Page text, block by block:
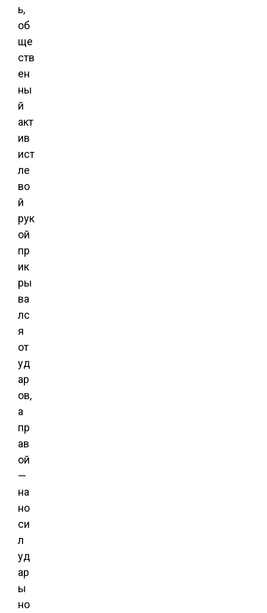
ь,
об
ще
ств
ен
ны
й
акт
ив
ист
ле
во
й
рук
ой
пр
ик
ры
ва
лс
я
от
уд
ар
ов,
а
пр
ав
ой
—
на
но
си
л
уд
ар
ы
но